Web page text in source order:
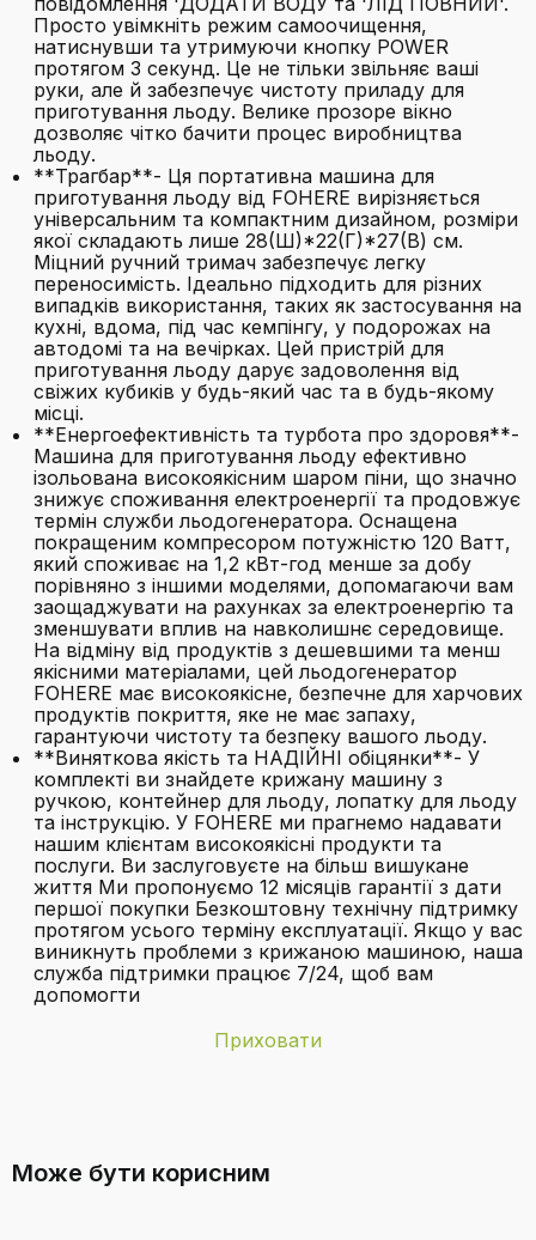
Просто увімкніть режим самоочищення,
натиснувши та утримуючи кнопку POWER
протягом 3 секунд. Це не тільки звільняє ваші
руки, але й забезпечує чистоту приладу для
приготування льоду. Велике прозоре вікно
дозволяє чітко бачити процес виробництва
льоду.
**Трагбар**- Ця портативна машина для
приготування льоду від FOHERE вирізняється
універсальним та компактним дизайном, розміри
якої складають лише 28(Ш)*22(Г)*27(В) см.
Міцний ручний тримач забезпечує легку
переносимість. Ідеально підходить для різних
випадків використання, таких як застосування на
кухні, вдома, під час кемпінгу, у подорожах на
автодомі та на вечірках. Цей пристрій для
приготування льоду дарує задоволення від
свіжих кубиків у будь-який час та в будь-якому
місці.
**Енергоефективність та турбота про здоровя**-
Машина для приготування льоду ефективно
ізольована високоякісним шаром піни, що значно
знижує споживання електроенергії та продовжує
термін служби льодогенератора. Оснащена
покращеним компресором потужністю 120 Ватт,
який споживає на 1,2 кВт-год менше за добу
порівняно з іншими моделями, допомагаючи вам
заощаджувати на рахунках за електроенергію та
зменшувати вплив на навколишнє середовище.
На відміну від продуктів з дешевшими та менш
якісними матеріалами, цей льодогенератор
FOHERE має високоякісне, безпечне для харчових
продуктів покриття, яке не має запаху,
гарантуючи чистоту та безпеку вашого льоду.
**Виняткова якість та НАДІЙНІ обіцянки**- У
комплекті ви знайдете крижану машину з
ручкою, контейнер для льоду, лопатку для льоду
та інструкцію. У FOHERE ми прагнемо надавати
нашим клієнтам високоякісні продукти та
послуги. Ви заслуговуєте на більш вишукане
життя Ми пропонуємо 12 місяців гарантії з дати
першої покупки Безкоштовну технічну підтримку
протягом усього терміну експлуатації. Якщо у вас
виникнуть проблеми з крижаною машиною, наша
служба підтримки працює 7/24, щоб вам
допомогти
Приховати
дистильованою водою?
Може бути корисним